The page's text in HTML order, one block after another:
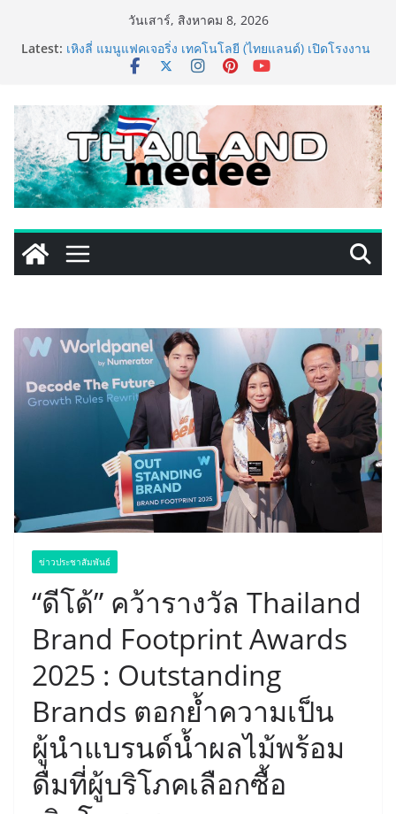
วันเสาร์, สิงหาคม 8, 2026
Latest: ททท. ประกาศความสำเร็จ Village to the World Season
5 ผนึก 9 พันธมิตร ขับเคลื่อน ESG Tourism สืบสานพระ
แห่งใหม่ในชลบุรี เดินหน้าขยายฐานการผลิตสู่เอเชียตะวัน
ออกเฉียงใต้ เสริมแกร่งยุทธศาสตร์ระดับโลก
TECNO ประกาศทรานส์ฟอร์มจากเกมมิ่งโฟน สู่ไลฟ์สไตล์
แฟชั่นไอเท็ม เสิร์ฟใหญ่ปักหมุดแลนมาร์คใหม่กลางสถานี
MRT วาง POVA 8 Series จุดเริ่มต้นครั้งสำคัญ
PIPPER STANDARD® เปิดตัวแชมพูอาบน้ำ และ โฟมอาบ
เลียขนได้ ปลอดภัย ไร้สารตกค้าง
เริ่มแล้ว! อ.ต.ก.แฟร์ 4 ภาค @ภาคกลาง “มนต์เสน่ห์เกษตร
ไทย สู่ใจกลางมหานคร” ชวนชิม ช้อป สินค้าเกษตร
ข่าวประชาสัมพันธ์
“ดีโด้” คว้ารางวัล Thailand
Brand Footprint Awards
2025 : Outstanding
Brands ตอกย้ำความเป็น
ผู้นำแบรนด์น้ำผลไม้พร้อม
ดื่มที่ผู้บริโภคเลือกซื้อ